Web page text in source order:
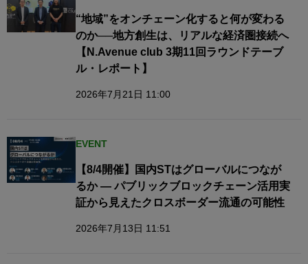
“地域”をオンチェーン化すると何が変わる
のか──地方創生は、リアルな経済圏接続へ​
【N.Avenue club 3期11回ラウンドテーブ
ル・レポート】
2026年7月21日 11:00
EVENT
【8/4開催】国内STはグローバルにつなが
るか — パブリックブロックチェーン活用実
証から見えたクロスボーダー流通の可能性
2026年7月13日 11:51